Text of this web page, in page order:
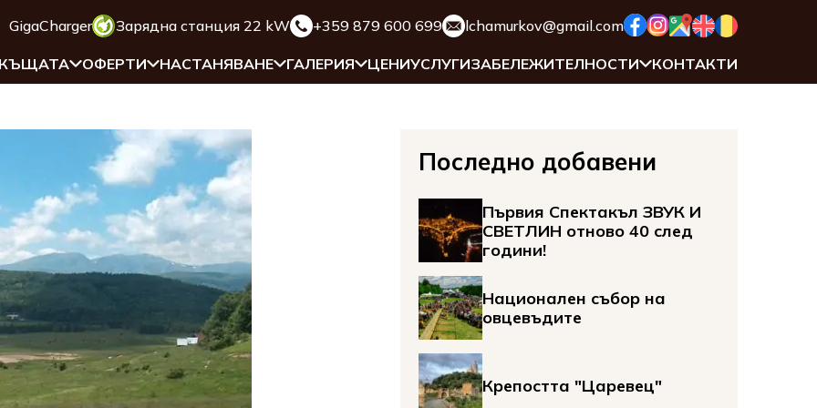
GigaCharger Зарядна станция 22 kW +359 879 600 699 lchamurkov@gmail.com
ОФЕРТИ НАСТАНЯВАНЕ ГАЛЕРИЯ ЦЕНИУСЛУГИЗАБЕЛЕЖИТЕЛНОСТИ КОНТАКТИ
Последно добавени
Първия Спектакъл ЗВУК И
СВЕТЛИН отново 40 след
години!
Национален събор на
овцевъдите
Крепостта "Царевец"